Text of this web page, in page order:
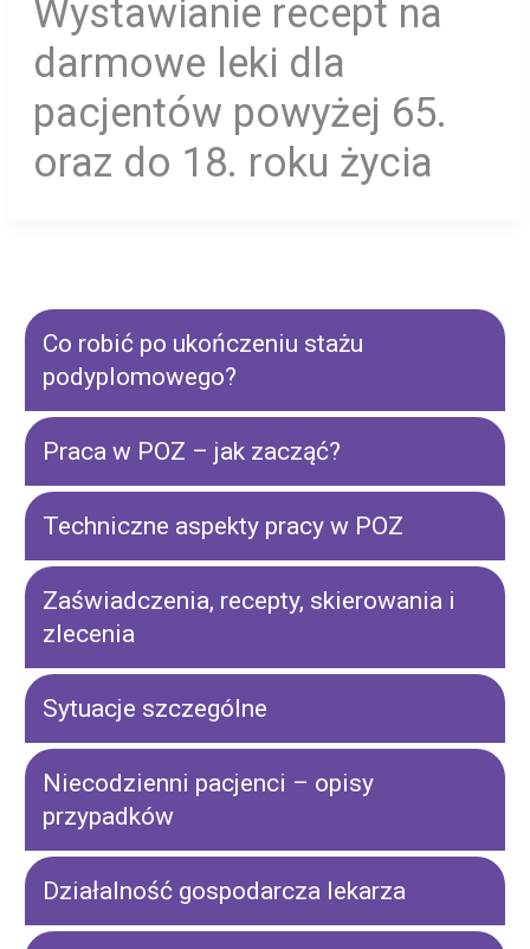
Wystawianie recept na
darmowe leki dla
pacjentów powyżej 65.
oraz do 18. roku życia
Co robić po ukończeniu stażu
podyplomowego?
Praca w POZ – jak zacząć?
Techniczne aspekty pracy w POZ
Zaświadczenia, recepty, skierowania i
zlecenia
Sytuacje szczególne
Niecodzienni pacjenci – opisy
przypadków
Działalność gospodarcza lekarza